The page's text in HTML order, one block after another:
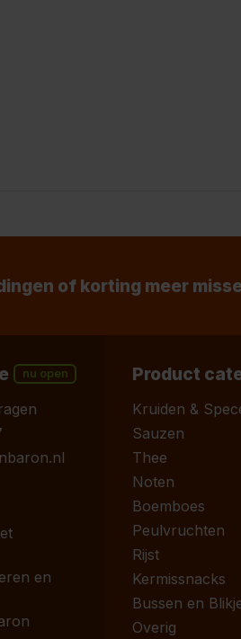
of korting meer
nu open
en
Product
Kruiden &
Sauzen
Thee
Noten
Boemboes
Peulvruchten
Rijst
Kermissnacks
Bussen en
Overig